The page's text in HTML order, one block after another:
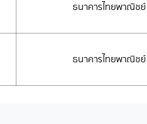
ธนาคารไทยพาณิช
ธนาคารไทยพาณิช